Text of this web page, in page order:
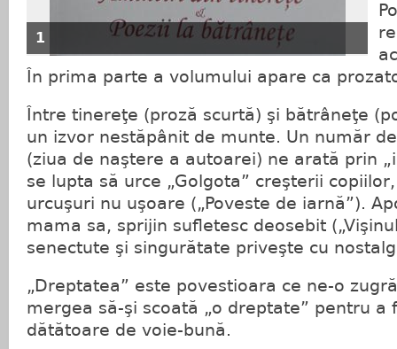
1
În prima parte a volumului apare ca
Între tinereţe (proză scurtă) şi bătrâneţe
un izvor nestăpânit de munte. Un număr
(ziua de naştere a autoarei) ne arată prin
se lupta să urce „Golgota” creşterii
urcuşuri nu uşoare („Poveste de iarnă”).
mama sa, sprijin sufletesc deosebit
senectute şi singurătate priveşte cu
„Dreptatea” este povestioara ce ne-o
mergea să-şi scoată „o dreptate” pentru a
dătătoare de voie-bună.